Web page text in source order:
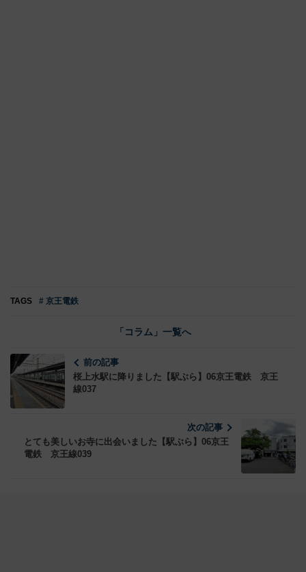
TAGS # 京王電鉄
「コラム」一覧へ
前の記事
桜上水駅に降りました【駅ぶら】06京王電鉄 京王
線037
次の記事
とても美しいお寺に出会いました【駅ぶら】06京王
電鉄 京王線039